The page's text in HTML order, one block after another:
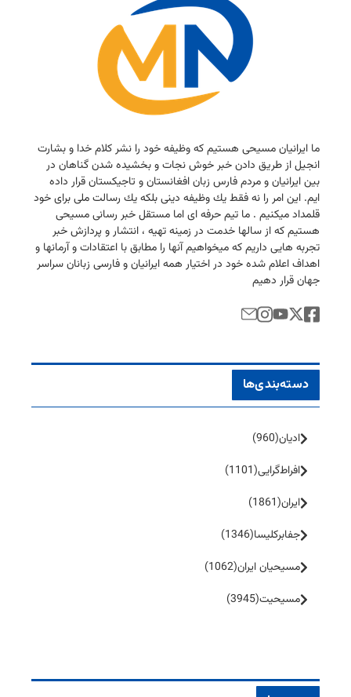
ما ایرانیان مسیحی هستیم كه وظیفه خود را نشر كلام خدا و بشارت
انجیل از طریق دادن خبر خوش نجات و بخشیده شدن گناهان در
بین ایرانیان و مردم فارس زبان افغانستان و تاجیكستان قرار داده
ایم. این امر را نه فقط یك وظیفه دینی بلكه یك رسالت ملی برای خود
قلمداد میكنیم . ما تیم حرفه ای اما مستقل خبر رسانی مسیحی
هستیم كه از سالها خدمت در زمینه تهیه ، انتشار و پردازش خبر
تجربه هایی داریم كه میخواهیم آنها را مطابق با اعتقادات و آرمانها و
اهداف اعلام شده خود در اختیار همه ایرانیان و فارسی زبانان سراسر
جهان قرار دهیم
دسته‌بندی‌ها
ادیان(960)
افراط‌گرایی(1101)
ایران(1861)
جفا‌بر‌کلیسا(1346)
مسیحیان ایران(1062)
مسیحیت(3945)